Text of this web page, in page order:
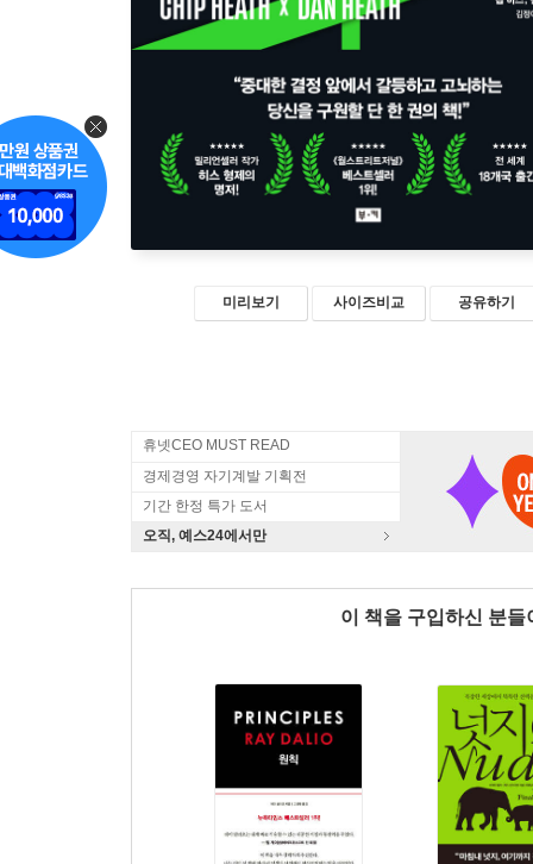
미리보기 사이즈비교 공유하기
휴넷CEO MUST READ
경제경영 자기계발 기획전
기간 한정 특가 도서
오직, 예스24에서만
이 책을 구입하신 분